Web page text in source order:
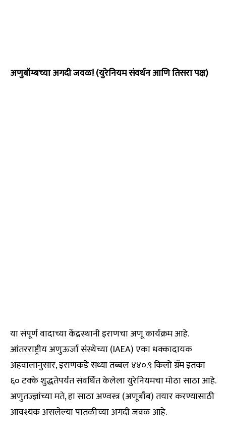
अणुबॉम्बच्या अगदी जवळ! (युरेनियम संवर्धन आणि तिसरा पक्ष)
या संपूर्ण वादाच्या केंद्रस्थानी इराणचा अणू कार्यक्रम आहे.
आंतरराष्ट्रीय अणुऊर्जा संस्थेच्या (IAEA) एका धक्कादायक
अहवालानुसार, इराणकडे सध्या तब्बल ४४०.९ किलो ग्रॅम इतका
६० टक्के शुद्धतेपर्यंत संवर्धित केलेला युरेनियमचा मोठा साठा आहे.
अणुतज्ज्ञांच्या मते, हा साठा अण्वस्त्र (अणूबाँब) तयार करण्यासाठी
आवश्यक असलेल्या पातळीच्या अगदी जवळ आहे.